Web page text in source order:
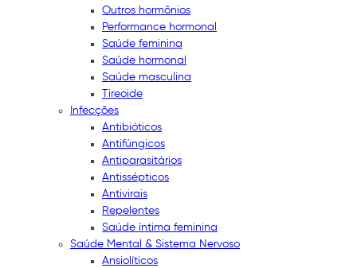
Outros hormônios
Performance hormonal
Saúde feminina
Saúde hormonal
Saúde masculina
Tireoide
Infecções
Antibióticos
Antifúngicos
Antiparasitários
Antissépticos
Antivirais
Repelentes
Saúde íntima feminina
Saúde Mental & Sistema Nervoso
Ansiolíticos